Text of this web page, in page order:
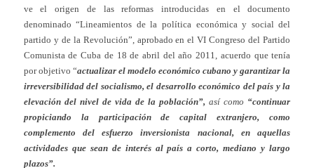
ve el origen de las reformas introducidas en el documento
denominado “Lineamientos de la política económica y social del
partido y de la Revolución”, aprobado en el VI Congreso del Partido
Comunista de Cuba de 18 de abril del año 2011, acuerdo que tenía
por objetivo “actualizar el modelo económico cubano y garantizar la
irreversibilidad del socialismo, el desarrollo económico del país y la
elevación del nivel de vida de la población”,así como “continuar
propiciando la participación de capital extranjero, como
complemento del esfuerzo inversionista nacional, en aquellas
actividades que sean de interés al país a corto, mediano y largo
plazos”.